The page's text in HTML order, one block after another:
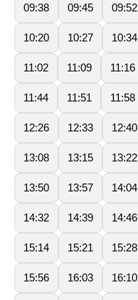
09:38 09:45 09:52
10:20 10:27 10:34
11:02 11:09 11:16
11:44 11:51 11:58
12:26 12:33 12:40
13:08 13:15 13:22
13:50 13:57 14:04
14:32 14:39 14:46
15:14 15:21 15:28
15:56 16:03 16:10